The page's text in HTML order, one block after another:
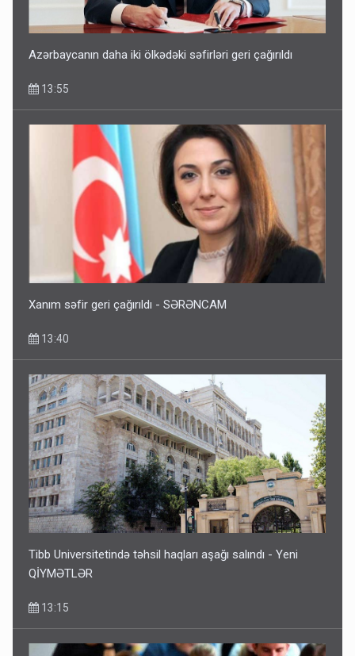
Azərbaycanın daha iki ölkədəki səfirləri geri çağırıldı
13:55
Xanım səfir geri çağırıldı - SƏRƏNCAM
13:40
Tibb Universitetində təhsil haqları aşağı salındı - Yeni
QİYMƏTLƏR
13:15